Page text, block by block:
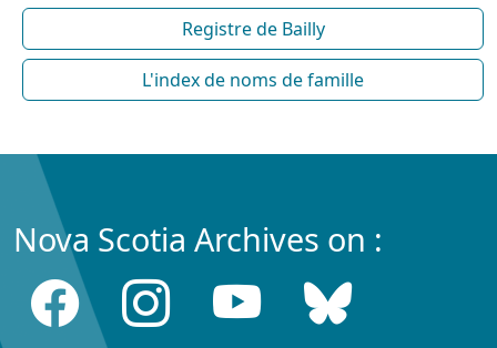
Registre de Bailly
L'index de noms de famille
Nova Scotia Archives on :